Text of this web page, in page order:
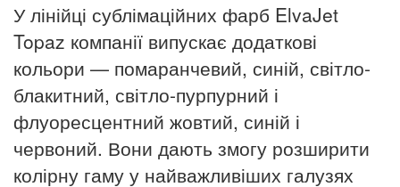
У лінійці сублімаційних фарб ElvaJet
Topaz компанії випускає додаткові
кольори — помаранчевий, синій, світло-
блакитний, світло-пурпурний і
флуоресцентний жовтий, синій і
червоний. Вони дають змогу розширити
колірну гаму у найважливіших галузях